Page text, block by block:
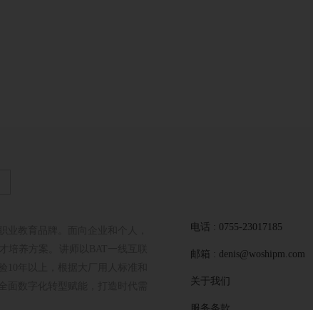
电话 : 0755-23017185
邮箱 : denis@woshipm.com
关于我们